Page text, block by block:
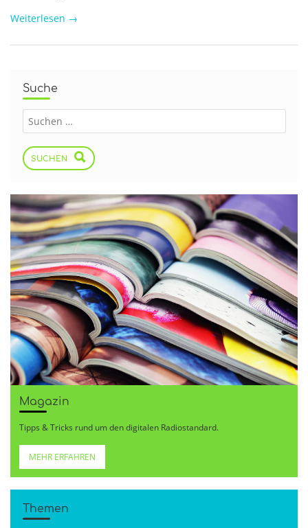
Weiterlesen →
Suche
SUCHEN
Magazin
Tipps & Tricks rund um den digitalen Radiostandard.
MEHR ERFAHREN
Themen